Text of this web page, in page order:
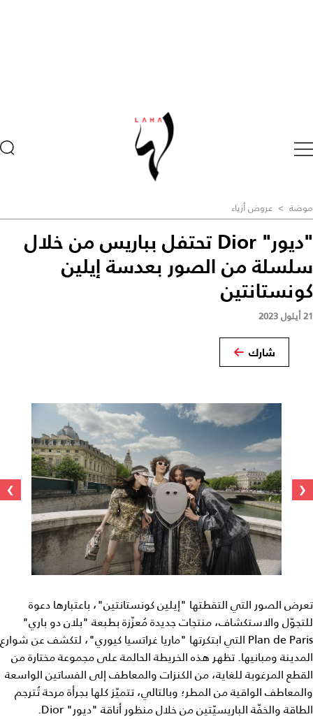
موضة > عروض أزياء
"ديور" Dior تحتفل بباريس من خلال
سلسلة من الصور بعدسة إيلين
كونستانتين
21 أيلول 2023
شارك
‹
›
تعرض الصور التي التقطتها "إيلين كونستانتين"، باعتبارها دعوة
للتجوّل والاستكشاف، منتجات جديدة مُعزّزة بطبعة "بلان دو باري"
Plan de Paris التي ابتكرتها "ماريا غراتسيا كيوري"، لتكشف عن شوارع
المدينة ومبانيها. تظهر هذه الخريطة الحالمة على مجموعة مختارة من
القطع المرغوبة للغاية، من الكنزات والمعاطف إلى الفساتين الواسعة
والمعاطف الواقية من المطر؛ وبالتالي، تتميّز كلها بجرأة مرحة تُترجم
الطاقة والخفّة الباريسيّتين من خلال منظور أناقة "ديور" Dior.